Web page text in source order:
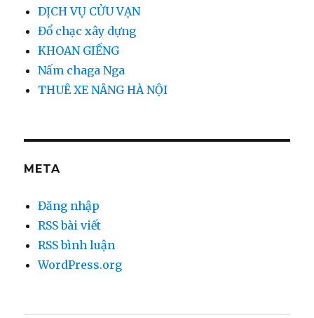
DỊCH VỤ CỬU VẠN
Đổ chạc xây dựng
KHOAN GIẾNG
Nấm chaga Nga
THUÊ XE NÂNG HÀ NỘI
META
Đăng nhập
RSS bài viết
RSS bình luận
WordPress.org